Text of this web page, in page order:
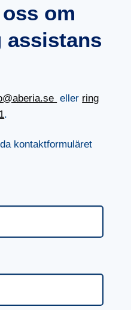
om
assistans
eller ring
.
kontaktformuläret